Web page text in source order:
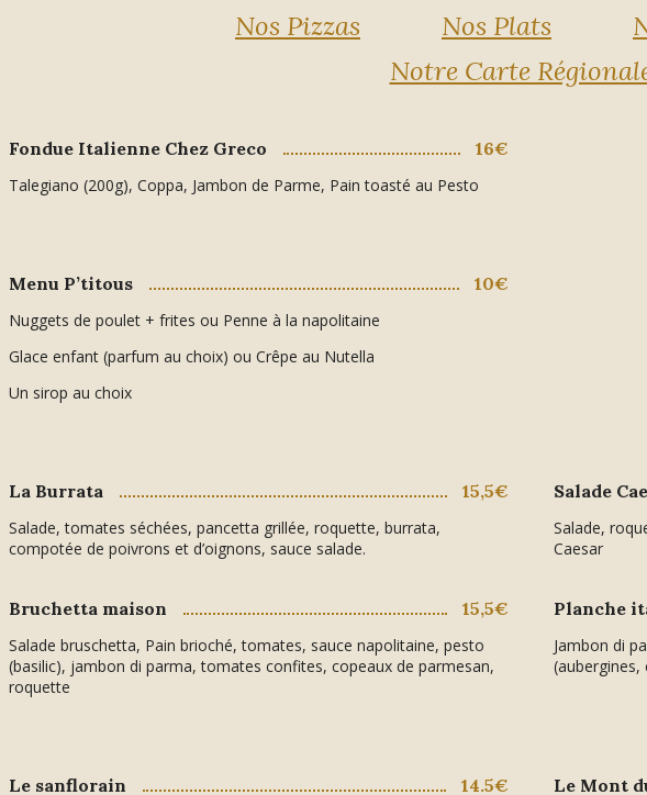
Nos Pizzas
Nos Plats
Notre Carte
Fondue Italienne Chez Greco 16€
Talegiano (200g), Coppa, Jambon de Parme, Pain toasté au Pesto
Menu P’titous 10€
Nuggets de poulet + frites ou Penne à la napolitaine
Glace enfant (parfum au choix) ou Crêpe au Nutella
Un sirop au choix
La Burrata 15,5€
Salade, tomates séchées, pancetta grillée, roquette, burrata,
compotée de poivrons et d’oignons, sauce salade.
Salade
Salade,
Caesar
Bruchetta maison 15,5€
Salade bruschetta, Pain brioché, tomates, sauce napolitaine, pesto
(basilic), jambon di parma, tomates confites, copeaux de parmesan,
roquette
Planche
Jambon di
Le sanflorain 14.5€ Le Mont